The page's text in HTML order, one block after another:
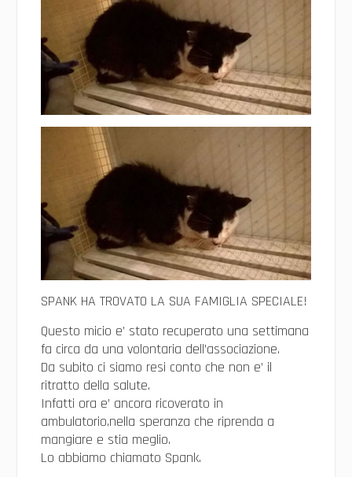
SPANK HA TROVATO LA SUA FAMIGLIA SPECIALE!
Questo micio e’ stato recuperato una settimana
fa circa da una volontaria dell’associazione.
Da subito ci siamo resi conto che non e’ il
ritratto della salute.
Infatti ora e’ ancora ricoverato in
ambulatorio,nella speranza che riprenda a
mangiare e stia meglio.
Lo abbiamo chiamato Spank.